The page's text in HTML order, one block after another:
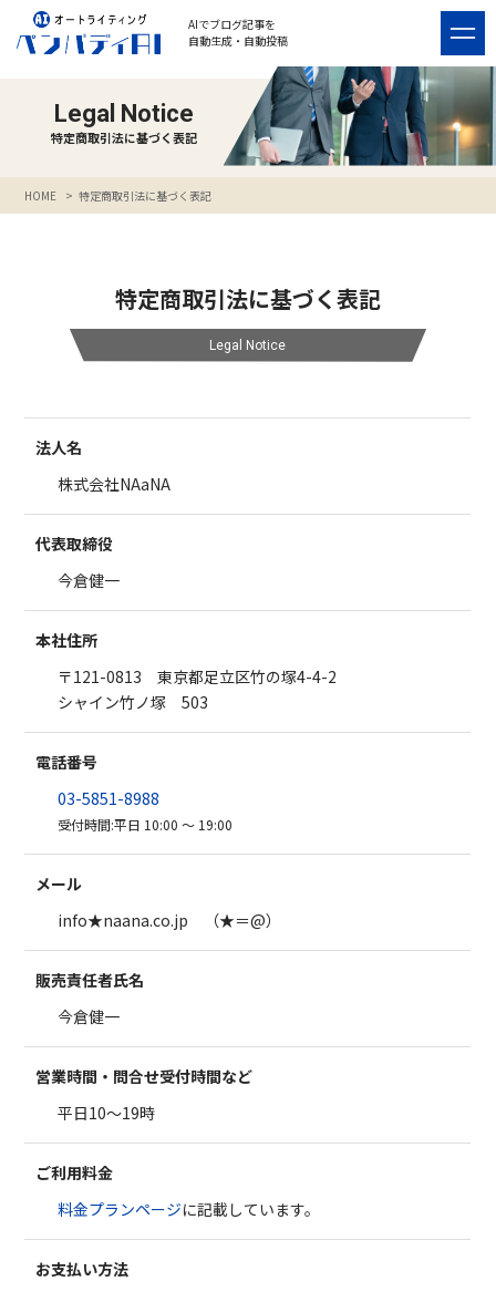
AIでブログ記事を
自動生成・自動投稿
Legal Notice
特定商取引法に基づく表記
HOME > 特定商取引法に基づく表記
特定商取引法に基づく表記
Legal Notice
法人名
株式会社NAaNA
代表取締役
今倉健一
本社住所
〒121-0813 東京都足立区竹の塚4-4-2
シャイン竹ノ塚 503
電話番号
03-5851-8988
受付時間:平日 10:00 〜 19:00
メール
info★naana.co.jp （★＝@）
販売責任者氏名
今倉健一
営業時間・問合せ受付時間など
平日10～19時
ご利用料金
料金プランページに記載しています。
お支払い方法